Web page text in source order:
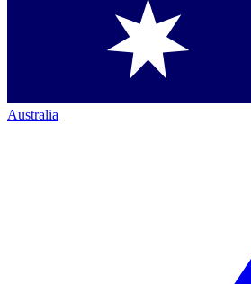
Australia